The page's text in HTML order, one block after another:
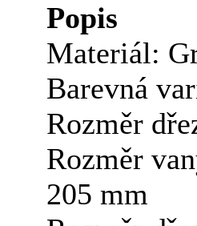
Popis
Materiál:
Barevná
Rozměr
Rozměr
205 mm